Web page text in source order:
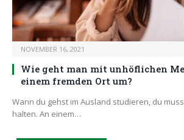
NOVEMBER 16, 2021
Wie geht man mit unhöflichen
einem fremden Ort um?
Wann du gehst im Ausland studieren, du
halten. An einem…